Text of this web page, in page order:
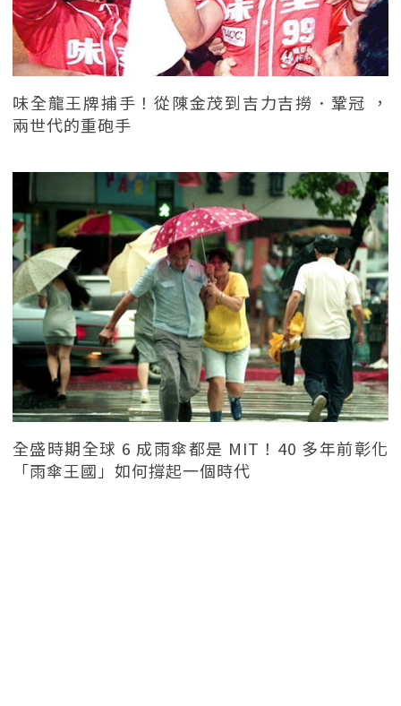
味全龍王牌捕手！從陳金茂到吉力吉撈．鞏冠 ，
兩世代的重砲手
全盛時期全球 6 成雨傘都是 MIT！40 多年前彰化
「雨傘王國」如何撐起一個時代